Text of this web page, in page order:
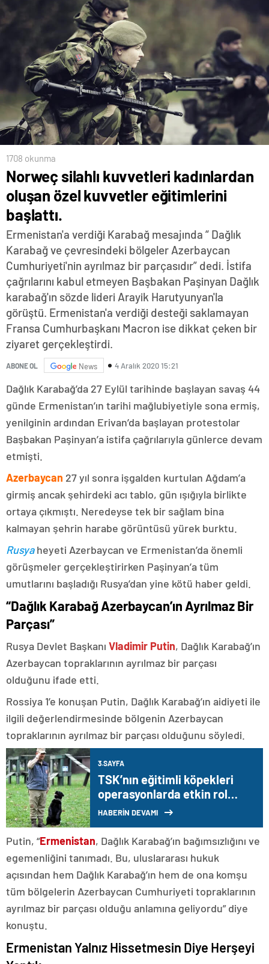
1708 okunma
Norweç silahlı kuvvetleri kadınlardan
oluşan özel kuvvetler eğitimlerini
başlattı.
Ermenistan'a verdiği Karabağ mesajında “ Dağlık
Karabağ ve çevresindeki bölgeler Azerbaycan
Cumhuriyeti'nin ayrılmaz bir parçasıdır” dedi. İstifa
çağrılarını kabul etmeyen Başbakan Paşinyan Dağlık
karabağ'ın sözde lideri Arayik Harutyunyan'la
görüştü. Ermenistan'a verdiği desteği saklamayan
Fransa Cumhurbaşkanı Macron ise dikkat çeken bir
ziyaret gerçekleştirdi.
ABONE OL News 4 Aralık 2020 15:21
Dağlık Karabağ’da 27 Eylül tarihinde başlayan savaş 44
günde Ermenistan’ın tarihi mağlubiyetiyle sona ermiş,
yenilginin ardından Erivan’da başlayan protestolar
Başbakan Paşinyan’a istifa çağrılarıyla günlerce devam
etmişti.
Azerbaycan 27 yıl sonra işgalden kurtulan Ağdam’a
girmiş ancak şehirdeki acı tablo, gün ışığıyla birlikte
ortaya çıkmıştı. Neredeyse tek bir sağlam bina
kalmayan şehrin harabe görüntüsü yürek burktu.
Rusyaheyeti Azerbaycan ve Ermenistan’da önemli
görüşmeler gerçekleştirirken Paşinyan’a tüm
umutlarını başladığı Rusya’dan yine kötü haber geldi.
“Dağlık Karabağ Azerbaycan’ın Ayrılmaz Bir
Parçası”
Rusya Devlet Başkanı Vladimir Putin, Dağlık Karabağ’ın
Azerbaycan topraklarının ayrılmaz bir parçası
olduğunu ifade etti.
Rossiya 1’e konuşan Putin, Dağlık Karabağ’ın aidiyeti ile
ilgili değerlendirmesinde bölgenin Azerbaycan
topraklarının ayrılmaz bir parçası olduğunu söyledi.
3.SAYFA
TSK’nın eğitimli köpekleri
operasyonlarda etkin rol
oynuyor
HABERİN DEVAMI
Putin, “Ermenistan, Dağlık Karabağ’ın bağımsızlığını ve
egemenliğini tanımadı. Bu, uluslararası hukuk
açısından hem Dağlık Karabağ’ın hem de ona komşu
tüm bölgelerin Azerbaycan Cumhuriyeti topraklarının
ayrılmaz bir parçası olduğu anlamına geliyordu” diye
konuştu.
Ermenistan Yalnız Hissetmesin Diye Herşeyi